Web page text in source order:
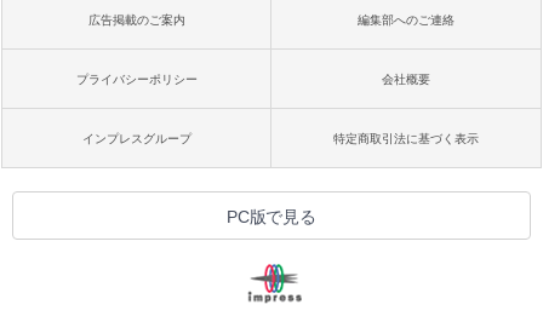
広告掲載のご案内 編集部へのご連絡
プライバシーポリシー 会社概要
インプレスグループ 特定商取引法に基づく表示
PC版で見る